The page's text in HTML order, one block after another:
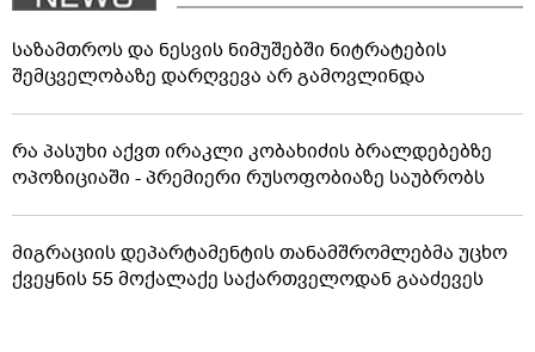
საზამთროს და ნესვის ნიმუშებში ნიტრატების
შემცველობაზე დარღვევა არ გამოვლინდა
რა პასუხი აქვთ ირაკლი კობახიძის ბრალდებებზე
ოპოზიციაში - პრემიერი რუსოფობიაზე საუბრობს
მიგრაციის დეპარტამენტის თანამშრომლებმა უცხო
ქვეყნის 55 მოქალაქე საქართველოდან გააძევეს